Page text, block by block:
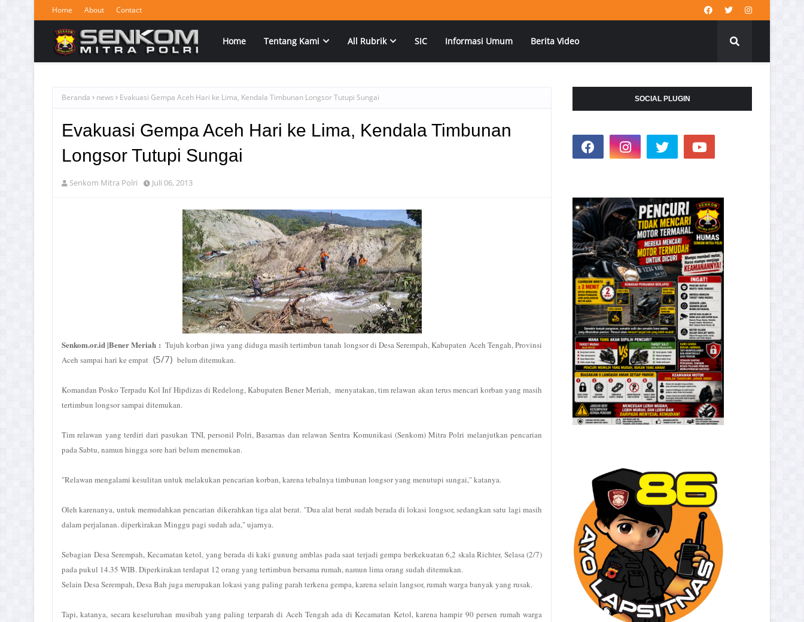
Home About Contact
Home Tentang Kami All Rubrik SIC Informasi Umum Berita Video
Beranda news Evakuasi Gempa Aceh Hari ke Lima, Kendala Timbunan Longsor Tutupi Sungai
Evakuasi Gempa Aceh Hari ke Lima, Kendala Timbunan
Longsor Tutupi Sungai
Senkom Mitra Polri Juli 06, 2013
Senkom.or.id |Bener Meriah : Tujuh korban jiwa yang diduga masih tertimbun tanah longsor di Desa Serempah, Kabupaten Aceh Tengah, Provinsi
Aceh sampai hari ke empat (5/7) belum ditemukan.
Komandan Posko Terpadu Kol Inf Hipdizas di Redelong, Kabupaten Bener Meriah, menyatakan, tim relawan akan terus mencari korban yang masih
tertimbun longsor sampai ditemukan.
Tim relawan yang terdiri dari pasukan TNI, personil Polri, Basarnas dan relawan Sentra Komunikasi (Senkom) Mitra Polri melanjutkan pencarian
pada Sabtu, namun hingga sore hari belum menemukan.
"Relawan mengalami kesulitan untuk melakukan pencarian korban, karena tebalnya timbunan longsor yang menutupi sungai," katanya.
Oleh karenanya, untuk memudahkan pencarian dikerahkan tiga alat berat. "Dua alat berat sudah berada di lokasi longsor, sedangkan satu lagi masih
dalam perjalanan. diperkirakan Minggu pagi sudah ada," ujarnya.
Sebagian Desa Serempah, Kecamatan ketol, yang berada di kaki gunung amblas pada saat terjadi gempa berkekuatan 6,2 skala Richter, Selasa (2/7)
pada pukul 14.35 WIB. Diperkirakan terdapat 12 orang yang tertimbun bersama rumah, namun lima orang sudah ditemukan.
Selain Desa Serempah, Desa Bah juga merupakan lokasi yang paling parah terkena gempa, karena selain langsor, rumah warga banyak yang rusak.
Tapi, katanya, secara keseluruhan musibah yang paling terparah di Aceh Tengah ada di Kecamatan Ketol, karena hampir 90 persen rumah warga
SOCIAL PLUGIN